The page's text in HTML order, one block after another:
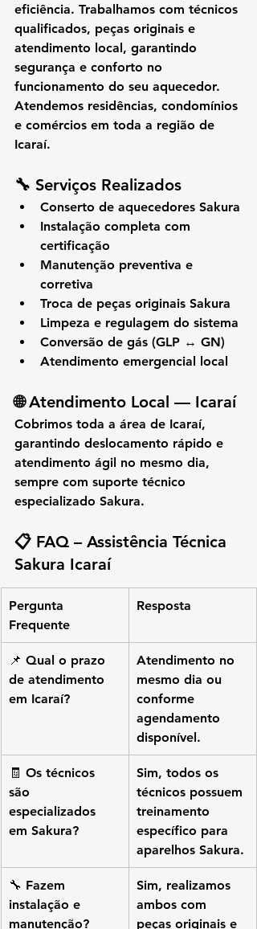
eficiência. Trabalhamos com técnicos
qualificados, peças originais e
atendimento local, garantindo
segurança e conforto no
funcionamento do seu aquecedor.
Atendemos residências, condomínios
e comércios em toda a região de
Icaraí.
🔧 Serviços Realizados
Conserto de aquecedores Sakura
Instalação completa com
certificação
Manutenção preventiva e
corretiva
Troca de peças originais Sakura
Limpeza e regulagem do sistema
Conversão de gás (GLP ↔ GN)
Atendimento emergencial local
🌐 Atendimento Local — Icaraí
Cobrimos toda a área de Icaraí,
garantindo deslocamento rápido e
atendimento ágil no mesmo dia,
sempre com suporte técnico
especializado Sakura.
📋 FAQ – Assistência Técnica
Sakura Icaraí
Pergunta
Frequente
Resposta
📌 Qual o prazo
de atendimento
em Icaraí?
Atendimento no
mesmo dia ou
conforme
agendamento
disponível.
🧾 Os técnicos
são
especializados
em Sakura?
Sim, todos os
técnicos possuem
treinamento
específico para
aparelhos Sakura.
🔧 Fazem
instalação e
manutenção?
Sim, realizamos
ambos com
peças originais e